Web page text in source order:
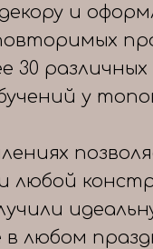
и
30
у
любой
в любом